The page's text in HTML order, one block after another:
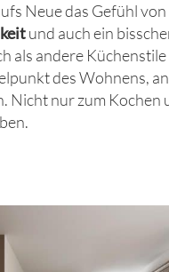
Neue das Gefühl von
und auch ein
als andere
des Wohnens,
Nicht nur zum Kochen